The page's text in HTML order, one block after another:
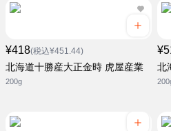
¥418(税込¥451.44)
北海道十勝産大正金時 虎屋産業
200g
北